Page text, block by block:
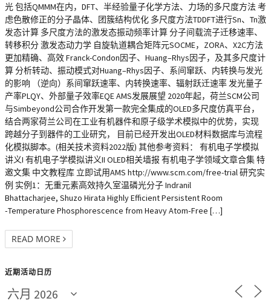
光 包括QMMM在内，DFT、半经验量子化学方法、力场的多尺度方法 考
虑色散修正的分子晶体、团簇结构优化 多尺度方法TDDFT进行Sn、Tn激
发态计算 多尺度方法的激发态振动频率计算 分子间载流子迁移速率、
转移积分 激发态动力学 自旋轨道耦合矩阵元SOCME，ZORA、X2C方法
更加精确、高效 Franck-Condon因子、Huang–Rhys因子，及其多尺度计
算 分析转动、振动模式对Huang–Rhys因子、系间窜跃、内转换与发光
的影响 （逆向）系间窜跃速率、内转换速率、辐射跃迁速率 发光量子
产率PLQY、外部量子效率EQE AMS发展展望 2020年起，荷兰SCM公司
与Simbeyond公司合作开发第一款完全集成的OLED多尺度仿真平台，
结合两家荷兰公司在工业有机器件和原子级学术模拟中的优势，实现
跨越分子到器件的工业研究， 目前已经开发出OLED材料数据库与流程
化模拟脚本。(相关技术资料2022版) 其他参考资料： 有机电子学模拟
讲义I 有机电子学模拟讲义II OLED相关墙报 有机电子学领域文章合集 特
邀文集 中文教程库 立即试用AMS http://www.scm.com/free-trial 研究实
例 实例1：无重元素高效持久室温磷光分子 Indranil
Bhattacharjee, Shuzo Hirata Highly Efficient Persistent Room
‐Temperature Phosphorescence from Heavy Atom‐Free […]
READ MORE
近期活动日历